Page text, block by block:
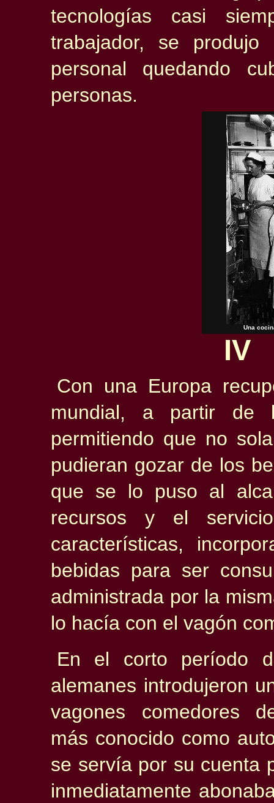
tecnologías casi
trabajador, se produjo
personal quedando
personas.
Una
IV
Con una Europa
mundial, a partir de
permitiendo que no
pudieran gozar de los
que se lo puso al
recursos y el
características,
bebidas para ser
administrada por la
lo hacía con el vagón
En el corto período
alemanes introdujeron
vagones comedores
más conocido como
se servía por su cuenta
inmediatamente